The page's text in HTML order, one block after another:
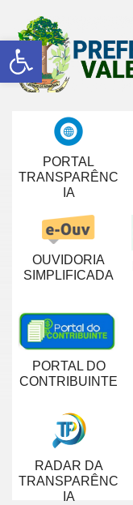
Abrir a barra de ferramentas
PORTAL
TRANSPARÊNC
IA
OUVIDORIA
SIMPLIFICADA
PORTAL DO
CONTRIBUINTE
RADAR DA
TRANSPARÊNC
IA